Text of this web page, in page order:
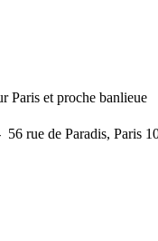
Paris et proche banlieue
rue de Paradis, Paris